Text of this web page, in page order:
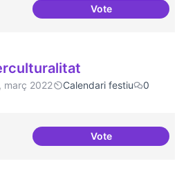
VoteMés voluntariat
març 2022 Calendari festiu
0
VoteFesta de la